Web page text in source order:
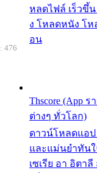
หลดไฟล์ เร็วขึ้น
ง โหลดหนัง โห
อน
Thscore (App
ต่างๆ ทั่วโลก)
ดาวน์โหลดแอป
และแม่นยำทัน
เซเรีย อา อิตา
476